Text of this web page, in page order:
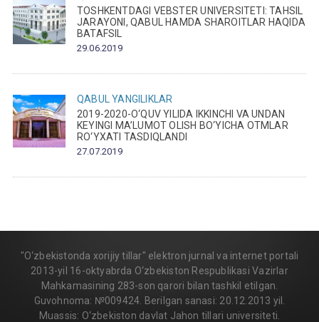
TOSHKENTDAGI VEBSTER UNIVERSITETI: TAHSIL
JARAYONI, QABUL HAMDA SHAROITLAR HAQIDA
BATAFSIL
29.06.2019
QABUL
YANGILIKLAR
2019-2020-O‘QUV YILIDA IKKINCHI VA UNDAN
KEYINGI MA’LUMOT OLISH BO‘YICHA OTMLAR
RO‘YXATI TASDIQLANDI
27.07.2019
"O‘zbekistonda xorijiy tillar" elektron jurnal va internet portali
2013-yil 16-oktyabrda O‘zbekiston Respublikasi Vazirlar
Mahkamasining 283-son qarori bilan tashkil etilgan.
Guvohnoma: №009424. Berilgan sanasi: 20.12.2013 yil.
Muassis: O‘zbekiston davlat Jahon tillari universiteti.